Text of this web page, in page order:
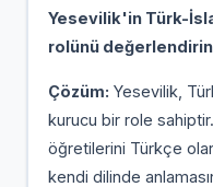
Yesevilik'in Türk-
rolünü
Çözüm: Yesevilik,
kurucu bir role
öğretilerini Türkçe
kendi dilinde